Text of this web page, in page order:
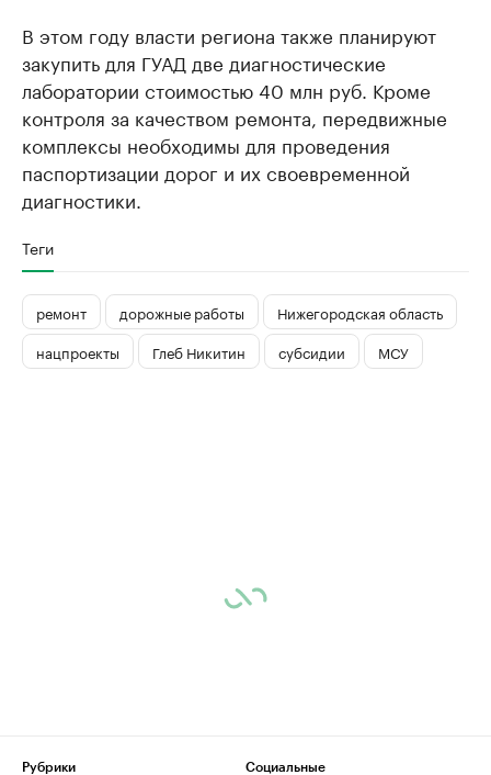
В этом году власти региона также планируют
закупить для ГУАД две диагностические
лаборатории стоимостью 40 млн руб. Кроме
контроля за качеством ремонта, передвижные
комплексы необходимы для проведения
паспортизации дорог и их своевременной
диагностики.
Теги
ремонт дорожные работы
Нижегородская область
нацпроекты
Глеб Никитин субсидии МСУ
Рубрики
Социальные